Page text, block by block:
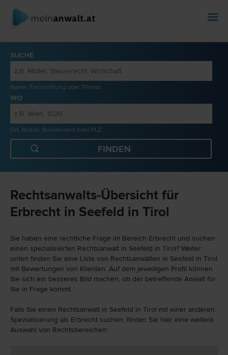
SUCHE
Name, Fachrichtung oder Thema
WO
Ort, Bezirk, Bundesland oder PLZ
Rechtsanwalts-Übersicht für
Erbrecht in Seefeld in Tirol
Sie haben eine rechtliche Frage im Bereich Erbrecht und suchen
einen spezialisierten Rechtsanwalt in Seefeld in Tirol? Weiter
unten finden Sie eine Liste von Rechtsanwälten in Seefeld in Tirol
mit Bewertungen von Klienten. Auf dem jeweiligen Profil können
Sie sich ein besseres Bild machen, ob der betreffende Anwalt für
Sie in Frage kommt.
Falls Sie einen Rechtsanwalt in Seefeld in Tirol mit einer anderen
Spezialisierung als Erbrecht suchen, finden Sie hier eine weitere
Auswahl von Rechtsbereichen: